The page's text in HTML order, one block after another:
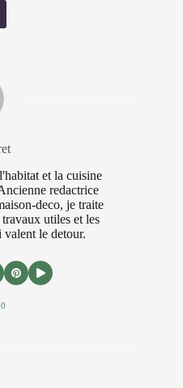
et la cuisine
redactrice
deco, je traite
utiles et les
valent le detour.